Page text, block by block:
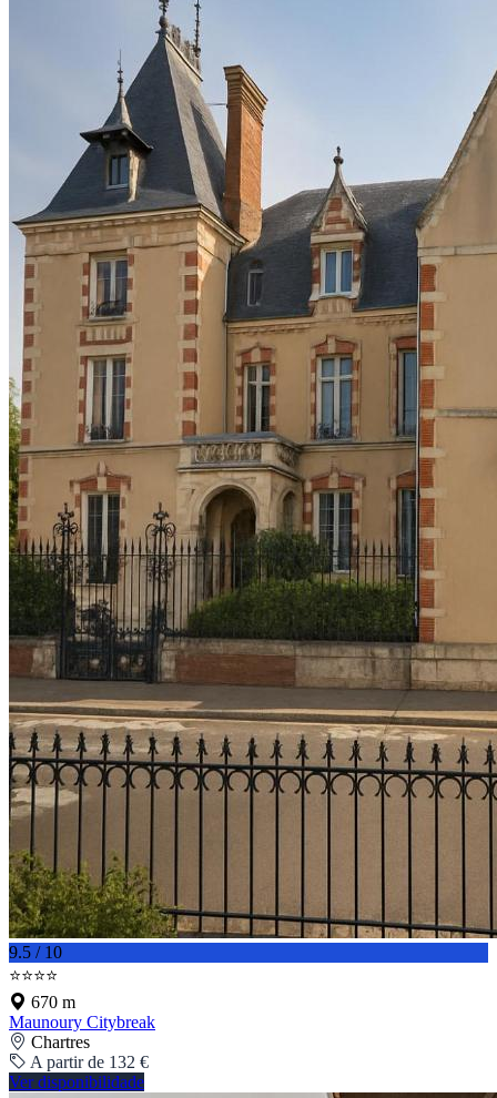
9.5 / 10
⭐⭐⭐⭐
670 m
Maunoury Citybreak
Chartres
A partir de 132 €
Ver disponibilidade